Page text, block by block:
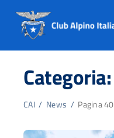
Salta
contento
principale
Salta
Salta
Categoria:
CAI/ News / Pagina 40